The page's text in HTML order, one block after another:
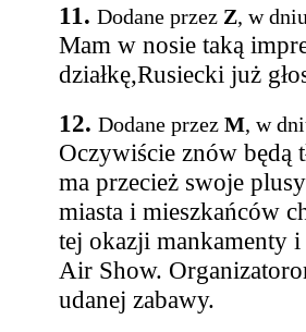
11. Dodane przez Z, w
Mam w nosie taką
działkę,Rusiecki już
12. Dodane przez M, w
Oczywiście znów będą
ma przecież swoje
miasta i mieszkańców
tej okazji mankamenty i
Air Show.
udanej zabawy.